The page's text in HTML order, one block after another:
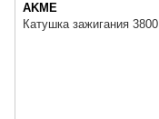
AKME
Катушка зажигания 3800